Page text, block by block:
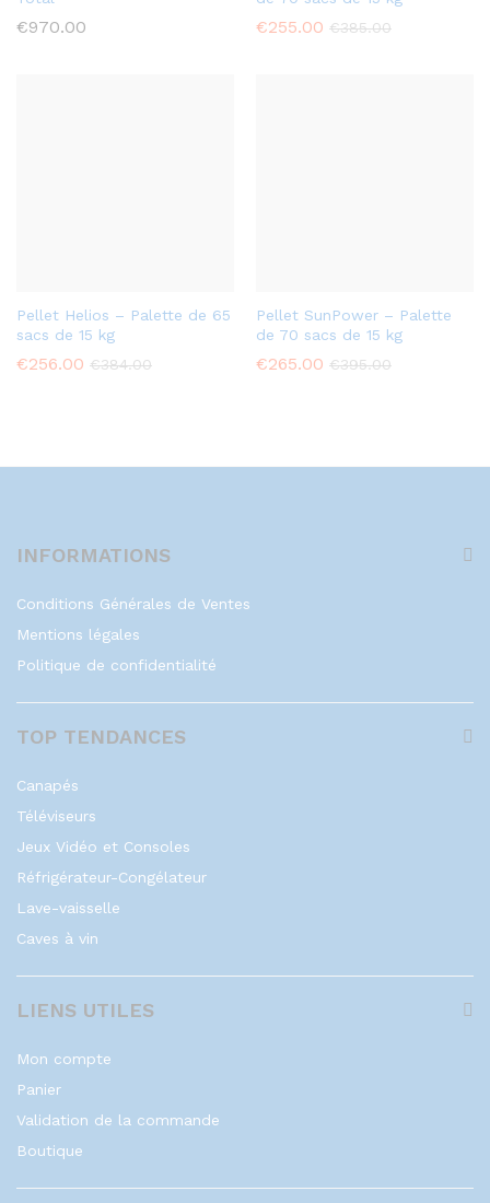
€970.00 €255.00 €385.00
Pellet Helios – Palette de 65
sacs de 15 kg
€256.00 €384.00
Pellet SunPower – Palette
de 70 sacs de 15 kg
€265.00 €395.00
INFORMATIONS
Conditions Générales de Ventes
Mentions légales
Politique de confidentialité
TOP TENDANCES
Canapés
Téléviseurs
Jeux Vidéo et Consoles
Réfrigérateur-Congélateur
Lave-vaisselle
Caves à vin
LIENS UTILES
Mon compte
Panier
Validation de la commande
Boutique